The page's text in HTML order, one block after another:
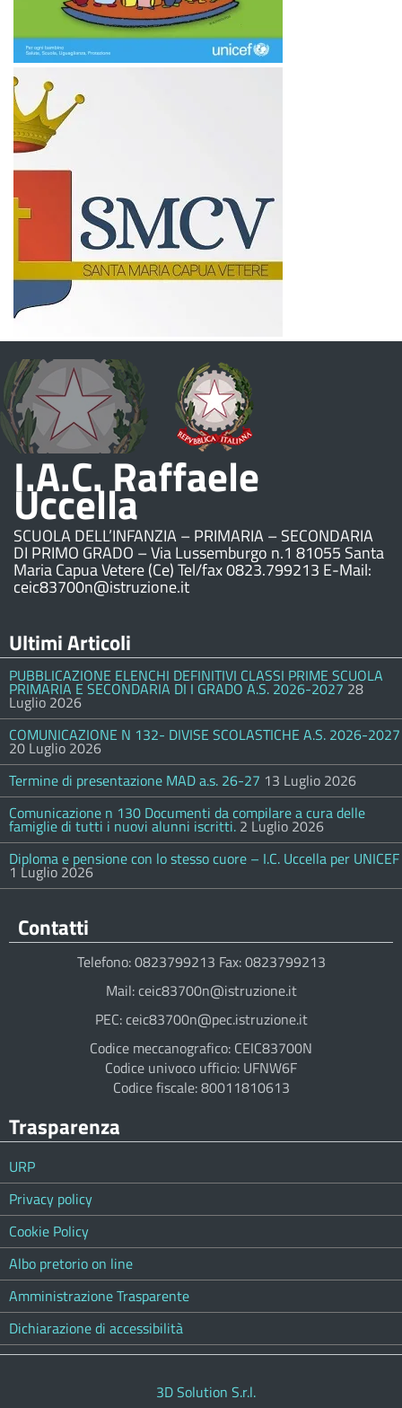
I.A.C. Raffaele
Uccella
SCUOLA DELL’INFANZIA – PRIMARIA – SECONDARIA
DI PRIMO GRADO – Via Lussemburgo n.1 81055 Santa
Maria Capua Vetere (Ce) Tel/fax 0823.799213 E-Mail:
ceic83700n@istruzione.it
Ultimi Articoli
PUBBLICAZIONE ELENCHI DEFINITIVI CLASSI PRIME SCUOLA
PRIMARIA E SECONDARIA DI I GRADO A.S. 2026-2027 28
Luglio 2026
COMUNICAZIONE N 132- DIVISE SCOLASTICHE A.S. 2026-2027
20 Luglio 2026
Termine di presentazione MAD a.s. 26-27 13 Luglio 2026
Comunicazione n 130 Documenti da compilare a cura delle
famiglie di tutti i nuovi alunni iscritti. 2 Luglio 2026
Diploma e pensione con lo stesso cuore – I.C. Uccella per UNICEF
1 Luglio 2026
Contatti
Telefono: 0823799213 Fax: 0823799213
Mail: ceic83700n@istruzione.it
PEC: ceic83700n@pec.istruzione.it
Codice meccanografico: CEIC83700N
Codice univoco ufficio: UFNW6F
Codice fiscale: 80011810613
Trasparenza
URP
Privacy policy
Cookie Policy
Albo pretorio on line
Amministrazione Trasparente
Dichiarazione di accessibilità
3D Solution S.r.l.